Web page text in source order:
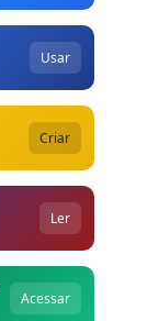
Usar
Criar
Ler
Acessar